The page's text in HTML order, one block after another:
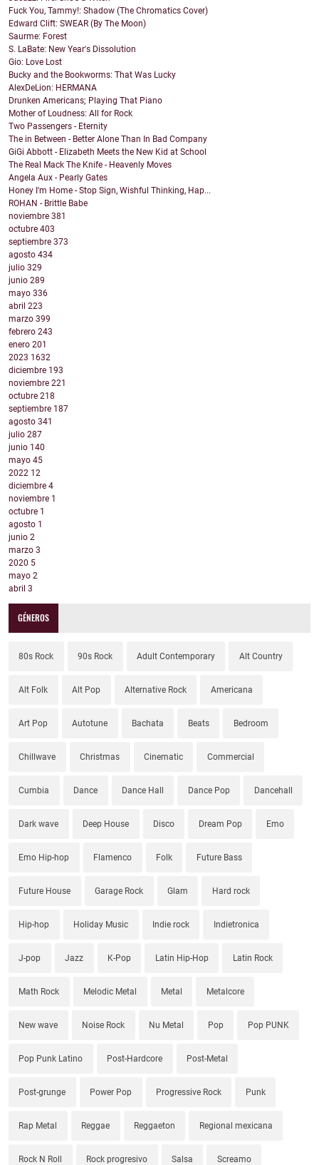
Fuck You, Tammy!: Shadow (The Chromatics Cover)
Edward Clift: SWEAR (By The Moon)
Saurme: Forest
S. LaBate: New Year's Dissolution
Gio: Love Lost
Bucky and the Bookworms: That Was Lucky
AlexDeLion: HERMANA
Drunken Americans; Playing That Piano
Mother of Loudness: All for Rock
Two Passengers - Eternity
The in Between - Better Alone Than In Bad Company
GiGi Abbott - Elizabeth Meets the New Kid at School
The Real Mack The Knife - Heavenly Moves
Angela Aux - Pearly Gates
Honey I'm Home - Stop Sign, Wishful Thinking, Hap...
ROHAN - Brittle Babe
noviembre 381
octubre 403
septiembre 373
agosto 434
julio 329
junio 289
mayo 336
abril 223
marzo 399
febrero 243
enero 201
2023 1632
diciembre 193
noviembre 221
octubre 218
septiembre 187
agosto 341
julio 287
junio 140
mayo 45
2022 12
diciembre 4
noviembre 1
octubre 1
agosto 1
junio 2
marzo 3
2020 5
mayo 2
abril 3
GÉNEROS
80s Rock 90s Rock Adult Contemporary Alt Country
Alt Folk Alt Pop Alternative Rock Americana
Art Pop Autotune Bachata Beats Bedroom
Chillwave Christmas Cinematic Commercial
Cumbia Dance Dance Hall Dance Pop Dancehall
Dark wave Deep House Disco Dream Pop Emo
Emo Hip-hop Flamenco Folk Future Bass
Future House Garage Rock Glam Hard rock
Hip-hop Holiday Music Indie rock Indietronica
J-pop Jazz K-Pop Latin Hip-Hop Latin Rock
Math Rock Melodic Metal Metal Metalcore
New wave Noise Rock Nu Metal Pop Pop PUNK
Pop Punk Latino Post-Hardcore Post-Metal
Post-grunge Power Pop Progressive Rock Punk
Rap Metal Reggae Reggaeton Regional mexicana
Rock N Roll Rock progresivo Salsa Screamo